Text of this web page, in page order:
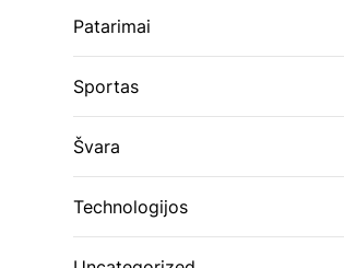
Patarimai
Sportas
Švara
Technologijos